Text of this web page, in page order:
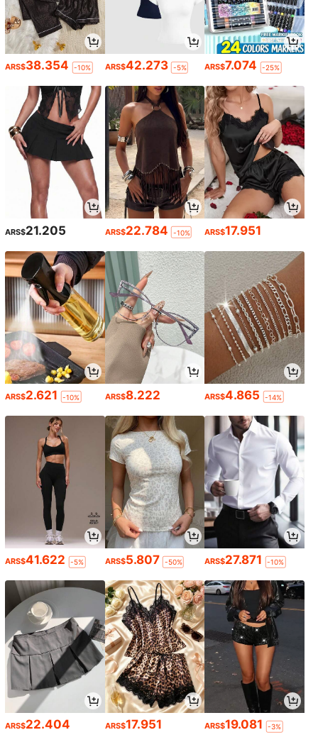
ARS$38.354 -10% ARS$42.273 -5% ARS$7.074 -25%
ARS$21.205 ARS$22.784 -10% ARS$17.951
ARS$2.621 -10% ARS$8.222 ARS$4.865 -14%
ARS$41.622 -5% ARS$5.807 -50% ARS$27.871 -10%
ARS$22.404 ARS$17.951 ARS$19.081 -3%